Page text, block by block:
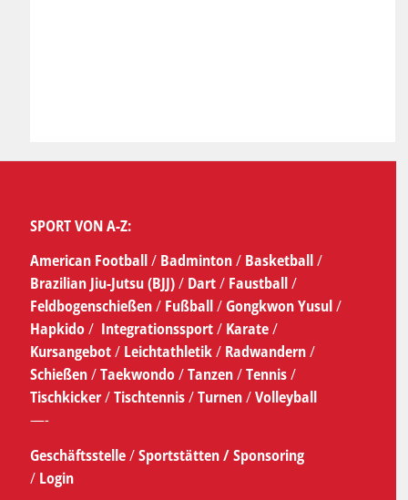
SPORT VON A-Z:
American Football/ Badminton/ Basketball/
Brazilian Jiu-Jutsu (BJJ)/ Dart/ Faustball/
Feldbogenschießen/ Fußball/Gongkwon Yusul/
Hapkido/ Integrationssport/ Karate/
Kursangebot/Leichtathletik/ Radwandern/
Schießen/Taekwondo/Tanzen/Tennis/
Tischkicker/Tischtennis/Turnen/Volleyball
—-
Geschäftsstelle/Sportstätten /Sponsoring
/ Login